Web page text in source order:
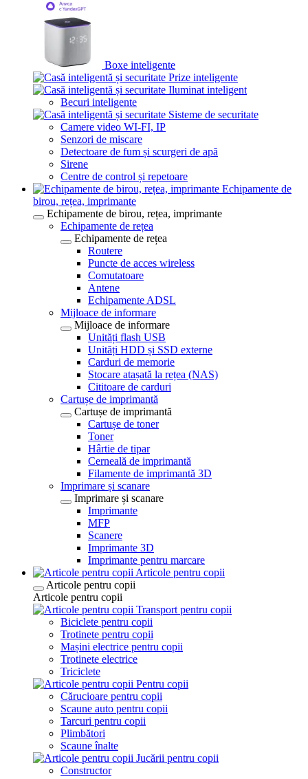
Boxe inteligente
Prize inteligente
Iluminat inteligent
Becuri inteligente
Sisteme de securitate
Camere video WI-FI, IP
Senzori de miscare
Detectoare de fum și scurgeri de apă
Sirene
Centre de control și repetoare
Echipamente de
birou, rețea, imprimante
Echipamente de birou, rețea, imprimante
Echipamente de rețea
Echipamente de rețea
Routere
Puncte de acces wireless
Comutatoare
Antene
Echipamente ADSL
Mijloace de informare
Mijloace de informare
Unități flash USB
Unități HDD și SSD externe
Carduri de memorie
Stocare atașată la rețea (NAS)
Cititoare de carduri
Cartușe de imprimantă
Cartușe de imprimantă
Cartușe de toner
Toner
Hârtie de tipar
Cerneală de imprimantă
Filamente de imprimantă 3D
Imprimare și scanare
Imprimare și scanare
Imprimante
MFP
Scanere
Imprimante 3D
Imprimante pentru marcare
Articole pentru copii
Articole pentru copii
Articole pentru copii
Transport pentru copii
Biciclete pentru copii
Trotinete pentru copii
Mașini electrice pentru copii
Trotinete electrice
Triciclete
Pentru copii
Cărucioare pentru copii
Scaune auto pentru copii
Tarcuri pentru copii
Plimbători
Scaune înalte
Jucării pentru copii
Constructor